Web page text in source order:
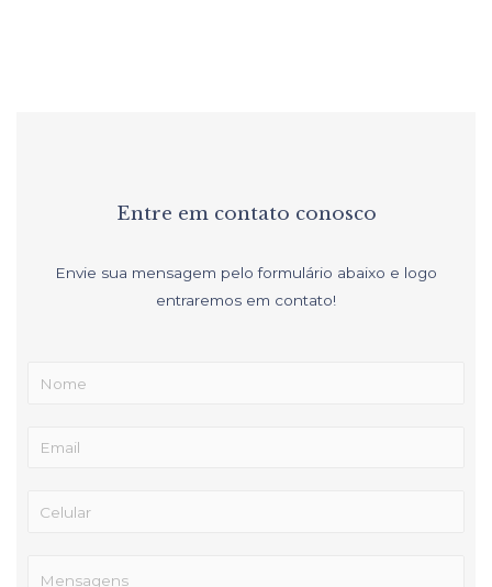
Entre em contato conosco
Envie sua mensagem pelo formulário abaixo e logo
entraremos em contato!